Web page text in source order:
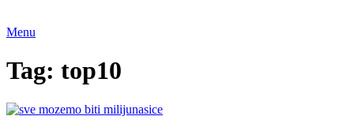
Menu
Tag: top10